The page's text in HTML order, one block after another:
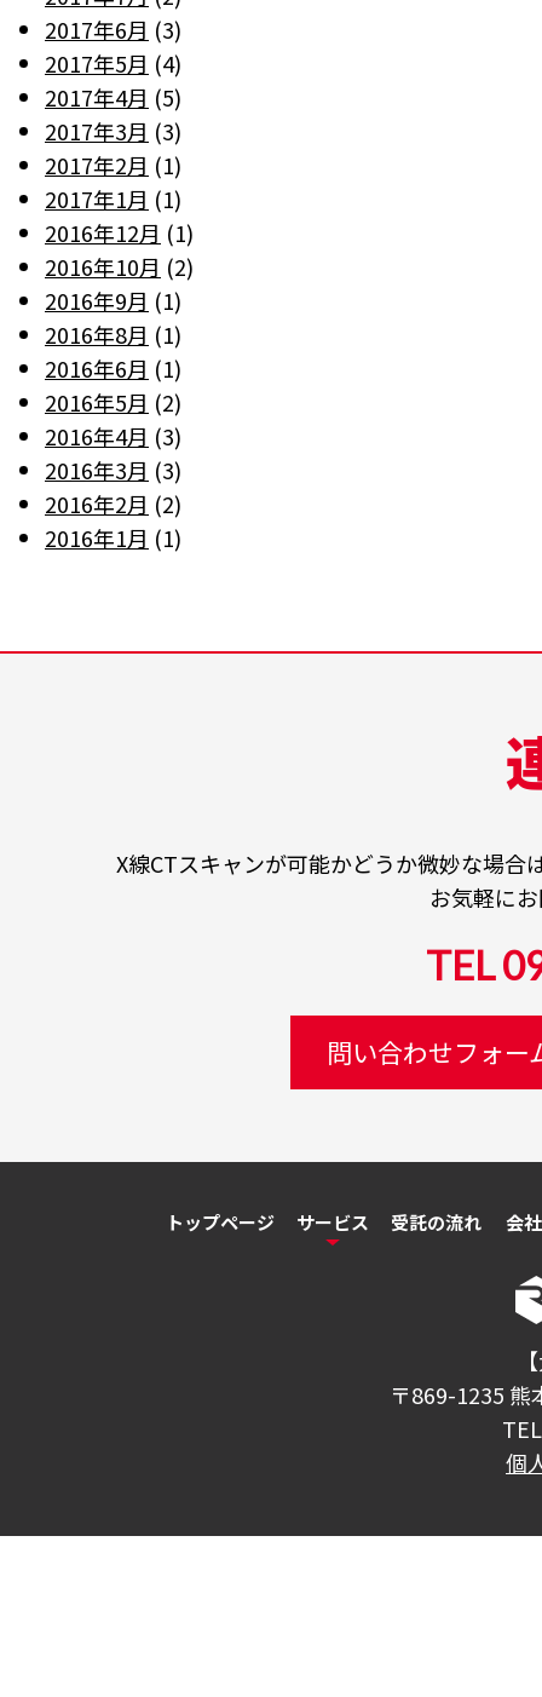
2017年6月 (3)
2017年5月 (4)
2017年4月 (5)
2017年3月 (3)
2017年2月 (1)
2017年1月 (1)
2016年12月 (1)
2016年10月 (2)
2016年9月 (1)
2016年8月 (1)
2016年6月 (1)
2016年5月 (2)
2016年4月 (3)
2016年3月 (3)
2016年2月 (2)
2016年1月 (1)
X線CTスキャンが可能かどうか微妙な場
お気軽に
TEL
問い合わせフォ
トップページ サービス 受託の流れ 会
〒869-1235 熊
個